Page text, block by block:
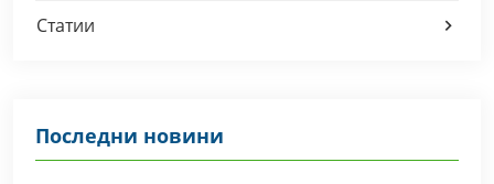
Статии
Последни новини